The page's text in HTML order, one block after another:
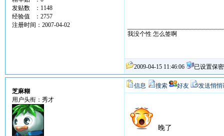
发贴数 ：1148
经验值 ：2757
注册时间：2007-04-02
我没个性 怎么签啊
2009-04-15 11:46:06 已设置保密
芝麻糊
用户头衔：秀才
信息 搜索 好友 发送悄悄
晚了